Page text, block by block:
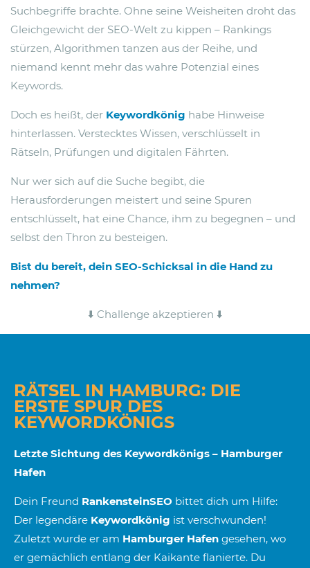
Suchbegriffe brachte. Ohne seine Weisheiten droht das
Gleichgewicht der SEO-Welt zu kippen – Rankings
stürzen, Algorithmen tanzen aus der Reihe, und
niemand kennt mehr das wahre Potenzial eines
Keywords.
Doch es heißt, der Keywordkönig habe Hinweise
hinterlassen. Verstecktes Wissen, verschlüsselt in
Rätseln, Prüfungen und digitalen Fährten.
Nur wer sich auf die Suche begibt, die
Herausforderungen meistert und seine Spuren
entschlüsselt, hat eine Chance, ihm zu begegnen – und
selbst den Thron zu besteigen.
Bist du bereit, dein SEO-Schicksal in die Hand zu
nehmen?
⬇️ Challenge akzeptieren ⬇️
RÄTSEL IN HAMBURG: DIE
ERSTE SPUR DES
KEYWORDKÖNIGS
Letzte Sichtung des Keywordkönigs – Hamburger
Hafen
Dein Freund RankensteinSEO bittet dich um Hilfe:
Der legendäre Keywordkönig ist verschwunden!
Zuletzt wurde er am Hamburger Hafen gesehen, wo
er gemächlich entlang der Kaikante flanierte. Du